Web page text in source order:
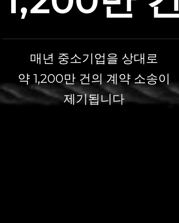
매년 중소기업을 상대로
약 1,200만 건의 계약 소송이
제기됩니다